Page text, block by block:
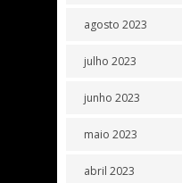
agosto 2023
julho 2023
junho 2023
maio 2023
abril 2023